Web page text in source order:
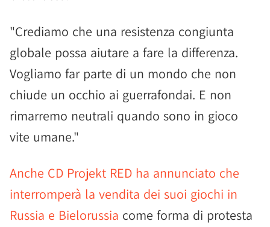
"Crediamo che una resistenza congiunta
globale possa aiutare a fare la differenza.
Vogliamo far parte di un mondo che non
chiude un occhio ai guerrafondai. E non
rimarremo neutrali quando sono in gioco
vite umane."
Anche CD Projekt RED ha annunciato che
interromperà la vendita dei suoi giochi in
Russia e Bielorussia come forma di protesta